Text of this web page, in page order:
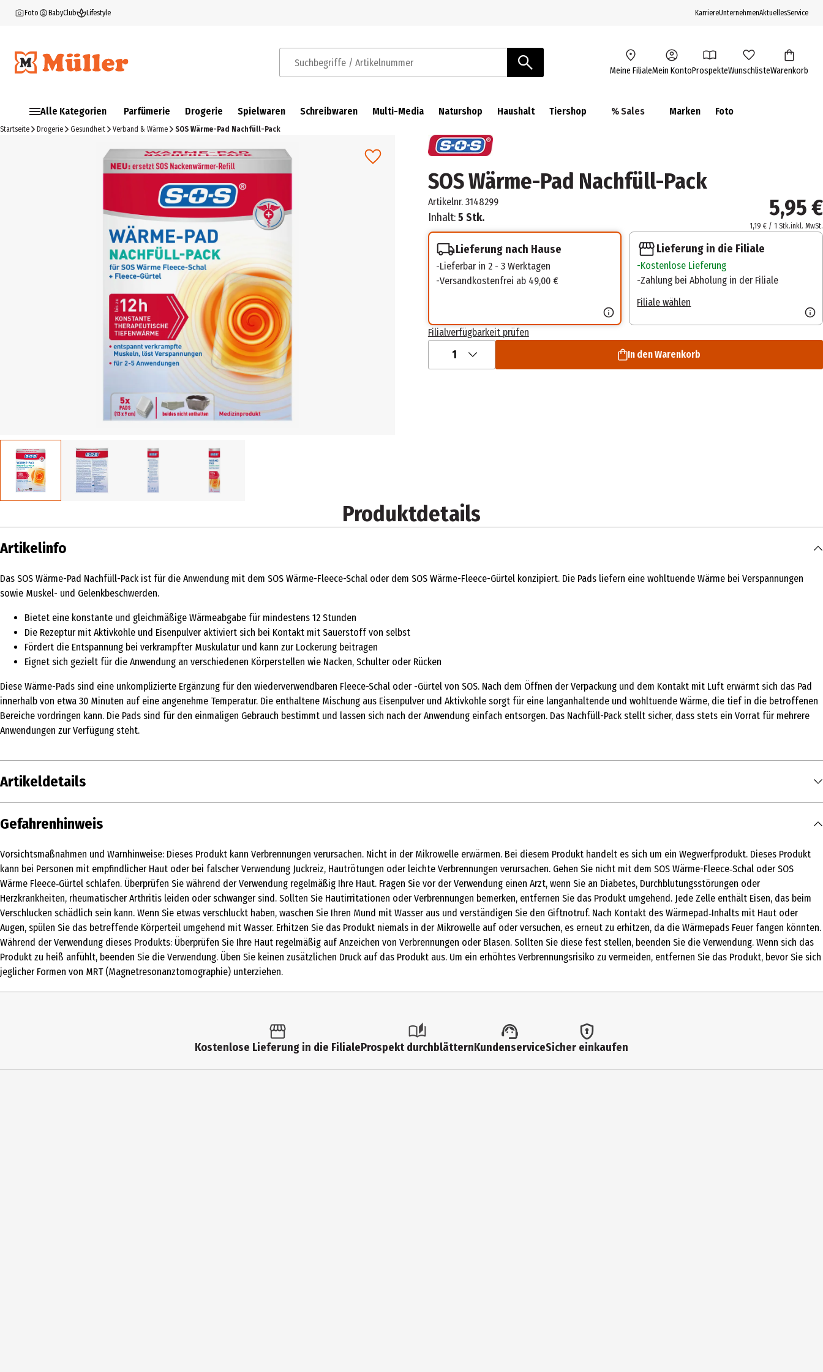
Foto BabyClub Lifestyle KarriereUnternehmenAktuellesService
Suchbegriffe / Artikelnummer Meine FilialeMein KontoProspekteWunschlisteWarenkorb
Alle Kategorien Parfümerie Drogerie Spielwaren Schreibwaren Multi-Media Naturshop Haushalt Tiershop % Sales Marken Foto
Startseite Drogerie Gesundheit Verband & Wärme SOS Wärme-Pad Nachfüll-Pack
SOS Wärme-Pad Nachfüll-Pack
Artikelnr. 3148299
Inhalt:5 Stk. 5,95 €
1,19 € / 1 Stk.inkl. MwSt.
Lieferung nach Hause
Lieferbar in 2 - 3 Werktagen
Versandkostenfrei ab 49,00 €
Lieferung in die Filiale
Kostenlose Lieferung
Zahlung bei Abholung in der Filiale
Filiale wählen
Filialverfügbarkeit prüfen
1 In den Warenkorb
Produktdetails
Artikelinfo
Das SOS Wärme-Pad Nachfüll-Pack ist für die Anwendung mit dem SOS Wärme-Fleece-Schal oder dem SOS Wärme-Fleece-Gürtel konzipiert. Die Pads liefern eine wohltuende Wärme bei Verspannungen
sowie Muskel- und Gelenkbeschwerden.
Bietet eine konstante und gleichmäßige Wärmeabgabe für mindestens 12 Stunden
Die Rezeptur mit Aktivkohle und Eisenpulver aktiviert sich bei Kontakt mit Sauerstoff von selbst
Fördert die Entspannung bei verkrampfter Muskulatur und kann zur Lockerung beitragen
Eignet sich gezielt für die Anwendung an verschiedenen Körperstellen wie Nacken, Schulter oder Rücken
Diese Wärme-Pads sind eine unkomplizierte Ergänzung für den wiederverwendbaren Fleece-Schal oder -Gürtel von SOS. Nach dem Öffnen der Verpackung und dem Kontakt mit Luft erwärmt sich das Pad
innerhalb von etwa 30 Minuten auf eine angenehme Temperatur. Die enthaltene Mischung aus Eisenpulver und Aktivkohle sorgt für eine langanhaltende und wohltuende Wärme, die tief in die betroffenen
Bereiche vordringen kann. Die Pads sind für den einmaligen Gebrauch bestimmt und lassen sich nach der Anwendung einfach entsorgen. Das Nachfüll-Pack stellt sicher, dass stets ein Vorrat für mehrere
Anwendungen zur Verfügung steht.
Artikeldetails
Inhalt
Produkttyp Verband & Wärme
Lagerhinweis
Außerhalb der Reichweite von Kindern, Kleinkindern und Tieren aufbewahren. Transport und Aufbewahrung: Das Produkt kann bei Raumtemperatur in trockener und gut gelüfteter
Umgebung gelagert und transportiert werden.
Inhaltsstoffe Zusammensetzung Wärmepad: Eisen, Wasser, Kieselgur, Aktivkohle, Natriumchlorid.
Anwendungshinweis
Gebrauchsanweisung: 1. Wenn Sie das Produkt verwenden wollen, reißen Sie den Beutel auf und nehmen das Pad heraus. Warten Sie einige Minuten und halten Sie das Pad in der
Hand, um die thermische Reaktion einzuleiten. Legen Sie das Pad in die Fleecetasche Ihres vorhandenen SOS Wärme Fleece‑Schals oder SOS Wärme Fleece‑Gürtels. 2. Es kann bis
Vorsichtsmaßnahmen und Warnhinweise: Dieses Produkt kann Verbrennungen verursachen. Nicht in der Mikrowelle erwärmen. Bei diesem Produkt handelt es sich um ein
Wegwerfprodukt. Dieses Produkt kann bei Personen mit empfindlicher Haut oder bei falscher Verwendung Juckreiz, Hautrötungen oder leichte Verbrennungen verursachen. Gehen
Sie nicht mit dem SOS Wärme-Fleece‑Schal oder SOS Wärme Fleece‑Gürtel schlafen. Überprüfen Sie während der Verwendung regelmäßig Ihre Haut. Fragen Sie vor der
Gefahrenhinweis
Vorsichtsmaßnahmen und Warnhinweise: Dieses Produkt kann Verbrennungen verursachen. Nicht in der Mikrowelle erwärmen. Bei diesem Produkt handelt es sich um ein Wegwerfprodukt. Dieses Produkt
kann bei Personen mit empfindlicher Haut oder bei falscher Verwendung Juckreiz, Hautrötungen oder leichte Verbrennungen verursachen. Gehen Sie nicht mit dem SOS Wärme-Fleece‑Schal oder SOS
Wärme Fleece‑Gürtel schlafen. Überprüfen Sie während der Verwendung regelmäßig Ihre Haut. Fragen Sie vor der Verwendung einen Arzt, wenn Sie an Diabetes, Durchblutungsstörungen oder
Herzkrankheiten, rheumatischer Arthritis leiden oder schwanger sind. Sollten Sie Hautirritationen oder Verbrennungen bemerken, entfernen Sie das Produkt umgehend. Jede Zelle enthält Eisen, das beim
Verschlucken schädlich sein kann. Wenn Sie etwas verschluckt haben, waschen Sie Ihren Mund mit Wasser aus und verständigen Sie den Giftnotruf. Nach Kontakt des Wärmepad‑Inhalts mit Haut oder
Augen, spülen Sie das betreffende Körperteil umgehend mit Wasser. Erhitzen Sie das Produkt niemals in der Mikrowelle auf oder versuchen, es erneut zu erhitzen, da die Wärmepads Feuer fangen könnten.
Während der Verwendung dieses Produkts: Überprüfen Sie Ihre Haut regelmäßig auf Anzeichen von Verbrennungen oder Blasen. Sollten Sie diese fest stellen, beenden Sie die Verwendung. Wenn sich das
Produkt zu heiß anfühlt, beenden Sie die Verwendung. Üben Sie keinen zusätzlichen Druck auf das Produkt aus. Um ein erhöhtes Verbrennungsrisiko zu vermeiden, entfernen Sie das Produkt, bevor Sie sich
jeglicher Formen von MRT (Magnetresonanztomographie) unterziehen.
Kostenlose Lieferung in die FilialeProspekt durchblätternKundenserviceSicher einkaufen